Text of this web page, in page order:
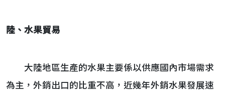
陸、水果貿易
大陸地區生產的水果主要係以供應國內市場需求
為主，外銷出口的比重不高，近幾年外銷水果發展速